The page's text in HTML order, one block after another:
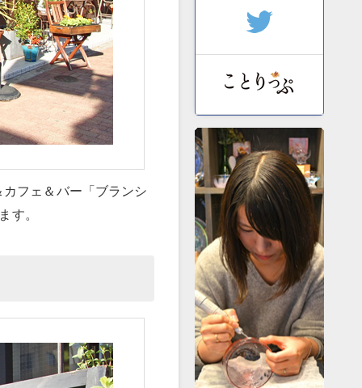
フェ＆バー「ブランシ
す。